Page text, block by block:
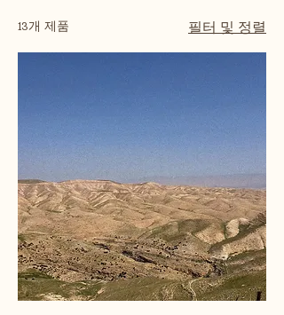
13개 제품 필터 및 정렬